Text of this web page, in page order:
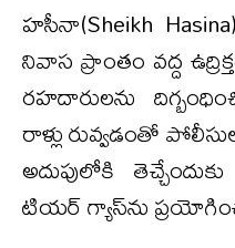
హసీనా(Sheikh
నివాస ప్రాంతం వద్ద
రహదారులను
రాళ్లు రువ్వడంతో
అదుపులోకి
టియర్‌ గ్యాస్‌ను